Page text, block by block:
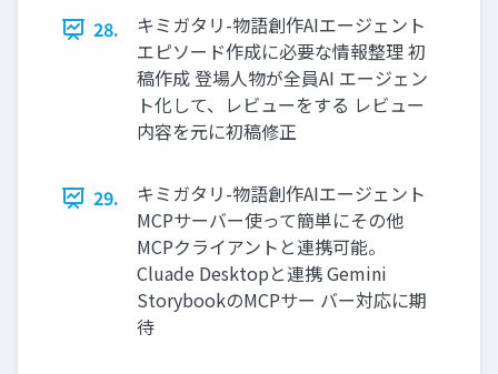
28.
キミガタリ-物語創作AIエージェント
エピソード作成に必要な情報整理 初
稿作成 登場人物が全員AI エージェン
ト化して、レビューをする レビュー
内容を元に初稿修正
29.
キミガタリ-物語創作AIエージェント
MCPサーバー使って簡単にその他
MCPクライアントと連携可能。
Cluade Desktopと連携 Gemini
StorybookのMCPサー バー対応に期
待